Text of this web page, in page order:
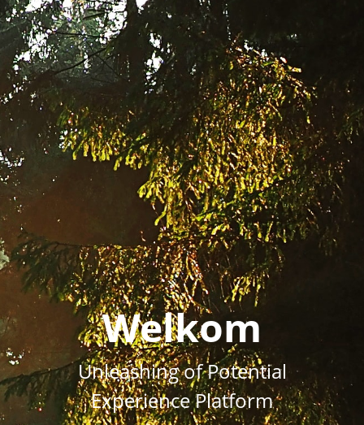
Welkom
Unleashing of Potential
Experience Platform